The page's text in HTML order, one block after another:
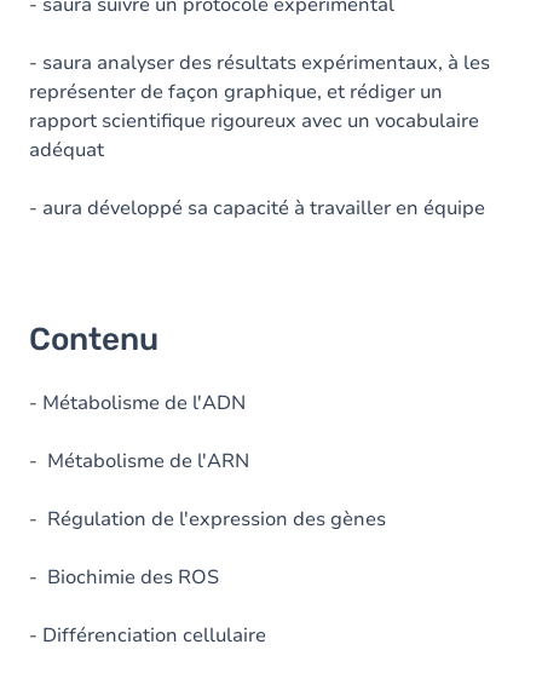
- saura analyser des résultats expérimentaux, à les
représenter de façon graphique, et rédiger un
rapport scientifique rigoureux avec un vocabulaire
adéquat
- aura développé sa capacité à travailler en équipe
Contenu
- Métabolisme de l'ADN
- Métabolisme de l'ARN
- Régulation de l'expression des gènes
- Biochimie des ROS
- Différenciation cellulaire